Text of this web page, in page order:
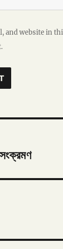
and website in